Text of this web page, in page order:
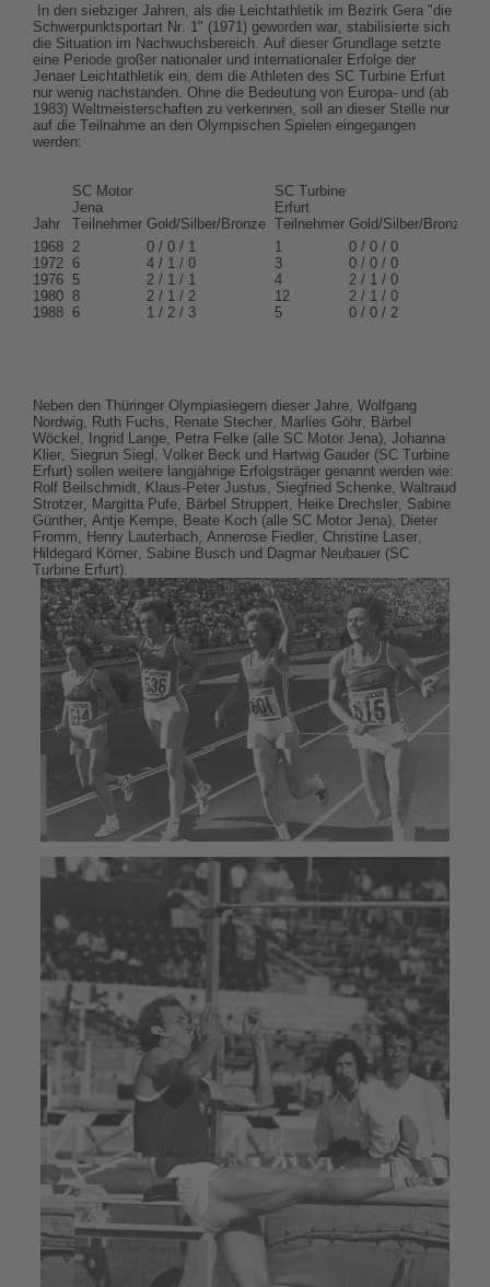
In den siebziger Jahren, als die Leichtathletik im Bezirk Gera "die
Schwerpunktsportart Nr. 1" (1971) geworden war, stabilisierte sich
die Situation im Nachwuchsbereich. Auf dieser Grundlage setzte
eine Periode großer nationaler und internationaler Erfolge der
Jenaer Leichtathletik ein, dem die Athleten des SC Turbine Erfurt
nur wenig nachstanden. Ohne die Bedeutung von Europa- und (ab
1983) Weltmeisterschaften zu verkennen, soll an dieser Stelle nur
auf die Teilnahme an den Olympischen Spielen eingegangen
werden:
SC Motor
Jena
SC Turbine
Erfurt
Jahr
Teilnehmer Gold/Silber/Bronze Teilnehmer Gold/Silber/Bronze
1968 2 0 / 0 / 1 1
0 / 0 / 0
1972 6 4 / 1 / 0 3
0 / 0 / 0
1976 5 2 / 1 / 1 4
2 / 1 / 0
1980 8 2 / 1 / 2 12
2 / 1 / 0
1988 6 1 / 2 / 3 5 0 / 0 / 2
Neben den Thüringer Olympiasiegern dieser Jahre, Wolfgang
Nordwig, Ruth Fuchs, Renate Stecher, Marlies Göhr, Bärbel
Wöckel, Ingrid Lange, Petra Felke (alle SC Motor Jena), Johanna
Klier, Siegrun Siegl, Volker Beck und Hartwig Gauder (SC Turbine
Erfurt) sollen weitere langjährige Erfolgsträger genannt werden wie:
Rolf Beilschmidt, Klaus-Peter Justus, Siegfried Schenke, Waltraud
Strotzer, Margitta Pufe, Bärbel Struppert, Heike Drechsler, Sabine
Günther, Antje Kempe, Beate Koch (alle SC Motor Jena), Dieter
Fromm, Henry Lauterbach, Annerose Fiedler, Christine Laser,
Hildegard Körner, Sabine Busch und Dagmar Neubauer (SC
Turbine Erfurt).